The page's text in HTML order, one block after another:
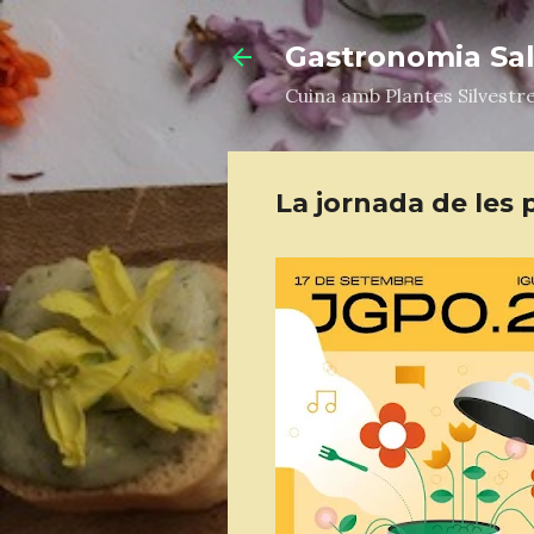
Gastronomia
Cuina amb Plantes
La jornada de les